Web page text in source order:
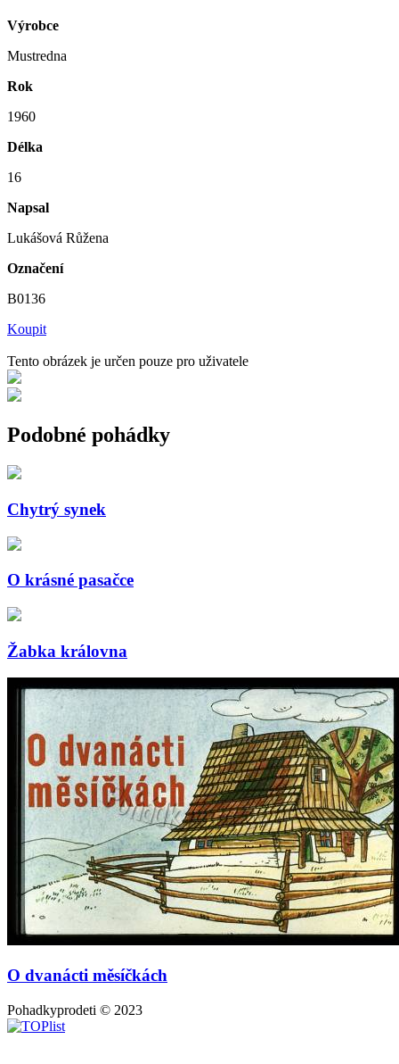
Výrobce
Mustredna
Rok
1960
Délka
16
Napsal
Lukášová Růžena
Označení
B0136
Koupit
Tento obrázek je určen pouze pro uživatele
Podobné pohádky
Chytrý synek
O krásné pasačce
Žabka královna
O dvanácti měsíčkách
Pohadkyprodeti © 2023